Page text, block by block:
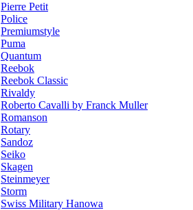
Pierre Petit
Police
Premiumstyle
Puma
Quantum
Reebok
Reebok Classic
Rivaldy
Roberto Cavalli by Franck Muller
Romanson
Rotary
Sandoz
Seiko
Skagen
Steinmeyer
Storm
Swiss Military Hanowa